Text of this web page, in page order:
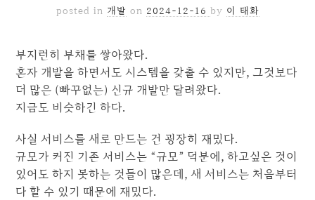
posted in 개발 on 2024-12-16 by 이 태화
부지런히 부채를 쌓아왔다.
혼자 개발을 하면서도 시스템을 갖출 수 있지만, 그것보다
더 많은 (빠꾸없는) 신규 개발만 달려왔다.
지금도 비슷하긴 하다.
사실 서비스를 새로 만드는 건 굉장히 재밌다.
규모가 커진 기존 서비스는 “규모” 덕분에, 하고싶은 것이
있어도 하지 못하는 것들이 많은데, 새 서비스는 처음부터
다 할 수 있기 때문에 재밌다.